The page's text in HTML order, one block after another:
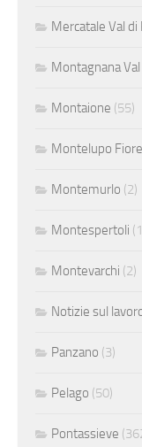
Mercatale Val di
Montagnana
Montaione (55)
Montelupo
Montemurlo (2)
Montespertoli
Montevarchi (2)
Notizie sul
Panzano (3)
Pelago (50)
Pontassieve